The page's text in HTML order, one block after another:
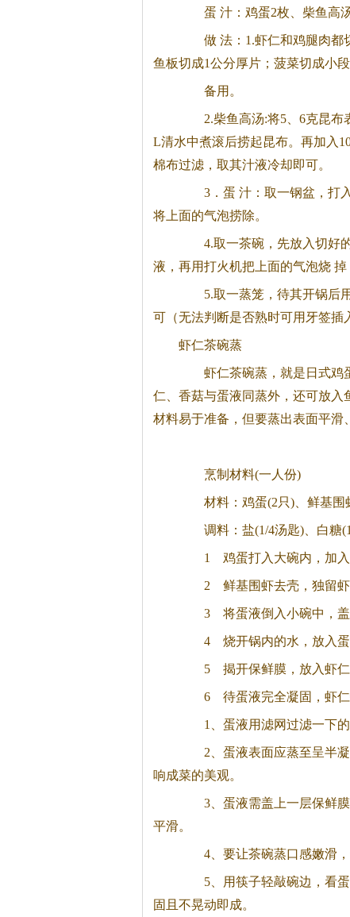
蛋 汁：鸡蛋2枚、柴鱼高汤
做 法：1.虾仁和鸡腿肉都切
鱼板切成1公分厚片；菠菜切成小段
备用。
2.柴鱼高汤:将5、6克昆布
L清水中煮滚后捞起昆布。再加入
棉布过滤，取其汁液冷却即可。
3．蛋 汁：取一钢盆，打入
将上面的气泡捞除。
4.取一茶碗，先放入切好
液，再用打火机把上面的气泡烧 掉
5.取一蒸笼，待其开锅后用
可（无法判断是否熟时可用牙签插
虾仁茶碗蒸
虾仁茶碗蒸，就是日式鸡
仁、香菇与蛋液同蒸外，还可放入
材料易于准备，但要蒸出表面平滑
烹制材料(一人份)
材料：鸡蛋(2只)、鲜基围
调料：盐(1/4汤匙)、白糖
1 鸡蛋打入大碗内，加入1/
2 鲜基围虾去壳，独留虾
3 将蛋液倒入小碗中，盖
4 烧开锅内的水，放入蛋液
5 揭开保鲜膜，放入虾仁、
6 待蛋液完全凝固，虾仁
1、蛋液用滤网过滤一下的
2、蛋液表面应蒸至呈半凝
响成菜的美观。
3、蛋液需盖上一层保鲜膜
平滑。
4、要让茶碗蒸口感嫩滑
5、用筷子轻敲碗边，看蛋
固且不晃动即成。